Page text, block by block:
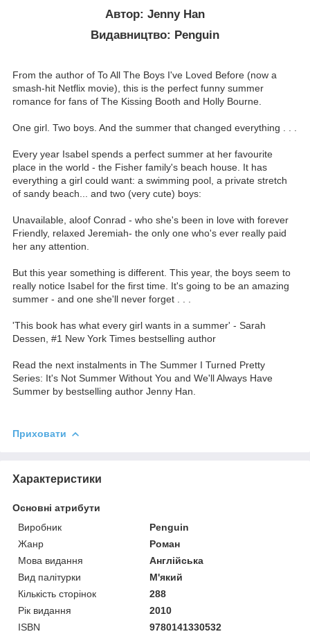
Автор: Jenny Han
Видавництво: Penguin
From the author of To All The Boys I've Loved Before (now a
smash-hit Netflix movie), this is the perfect funny summer
romance for fans of The Kissing Booth and Holly Bourne.
One girl. Two boys. And the summer that changed everything . . .
Every year Isabel spends a perfect summer at her favourite
place in the world - the Fisher family's beach house. It has
everything a girl could want: a swimming pool, a private stretch
of sandy beach... and two (very cute) boys:
Unavailable, aloof Conrad - who she's been in love with forever
Friendly, relaxed Jeremiah- the only one who's ever really paid
her any attention.
But this year something is different. This year, the boys seem to
really notice Isabel for the first time. It's going to be an amazing
summer - and one she'll never forget . . .
'This book has what every girl wants in a summer' - Sarah
Dessen, #1 New York Times bestselling author
Read the next instalments in The Summer I Turned Pretty
Series: It's Not Summer Without You and We'll Always Have
Summer by bestselling author Jenny Han.
Приховати
Характеристики
Основні атрибути
Виробник
Penguin
Жанр
Роман
Мова видання
Англійська
Вид палітурки
М'який
Кількість сторінок
288
Рік видання
2010
ISBN
9780141330532